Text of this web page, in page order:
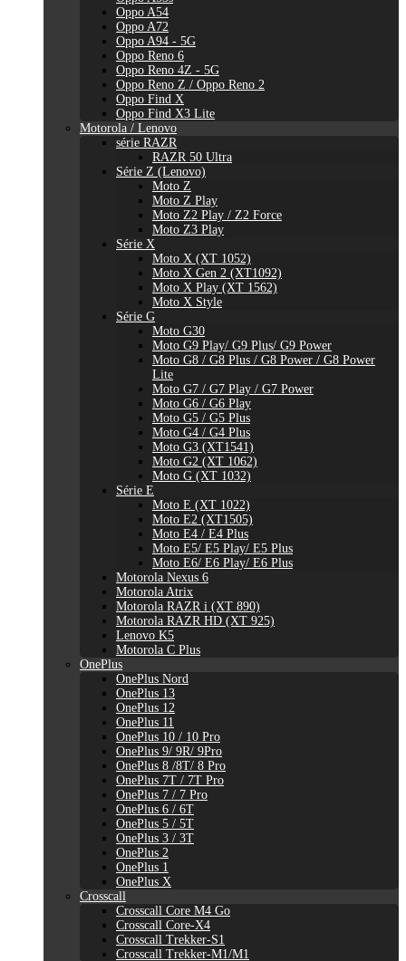
Oppo A54
Oppo A72
Oppo A94 - 5G
Oppo Reno 6
Oppo Reno 4Z - 5G
Oppo Reno Z / Oppo Reno 2
Oppo Find X
Oppo Find X3 Lite
Motorola / Lenovo
série RAZR
RAZR 50 Ultra
Série Z (Lenovo)
Moto Z
Moto Z Play
Moto Z2 Play / Z2 Force
Moto Z3 Play
Série X
Moto X (XT 1052)
Moto X Gen 2 (XT1092)
Moto X Play (XT 1562)
Moto X Style
Série G
Moto G30
Moto G9 Play/ G9 Plus/ G9 Power
Moto G8 / G8 Plus / G8 Power / G8 Power
Lite
Moto G7 / G7 Play / G7 Power
Moto G6 / G6 Play
Moto G5 / G5 Plus
Moto G4 / G4 Plus
Moto G3 (XT1541)
Moto G2 (XT 1062)
Moto G (XT 1032)
Série E
Moto E (XT 1022)
Moto E2 (XT1505)
Moto E4 / E4 Plus
Moto E5/ E5 Play/ E5 Plus
Moto E6/ E6 Play/ E6 Plus
Motorola Nexus 6
Motorola Atrix
Motorola RAZR i (XT 890)
Motorola RAZR HD (XT 925)
Lenovo K5
Motorola C Plus
OnePlus
OnePlus Nord
OnePlus 13
OnePlus 12
OnePlus 11
OnePlus 10 / 10 Pro
OnePlus 9/ 9R/ 9Pro
OnePlus 8 /8T/ 8 Pro
OnePlus 7T / 7T Pro
OnePlus 7 / 7 Pro
OnePlus 6 / 6T
OnePlus 5 / 5T
OnePlus 3 / 3T
OnePlus 2
OnePlus 1
OnePlus X
Crosscall
Crosscall Core M4 Go
Crosscall Core-X4
Crosscall Trekker-S1
Crosscall Trekker-M1/M1